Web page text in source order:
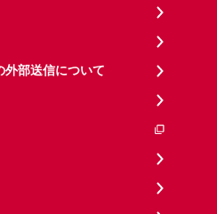
外部送信について